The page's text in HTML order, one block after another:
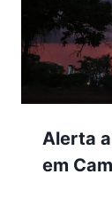
Alerta
em